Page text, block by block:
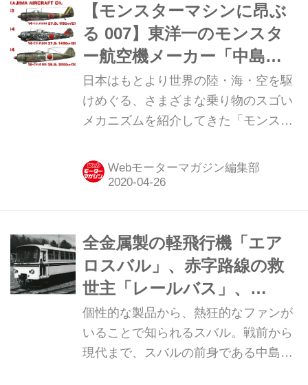
【モンスターマシンに昂ぶ
る 007】東洋一のモンスタ
ー航空機メーカー「中島飛
行機」
日本はもとより世界の陸・海・空を駆
けめぐる、さまざまな乗り物のスゴい
メカニズムを紹介してきた「モンスタ
は、「スバル」のルーツである中島飛
行機に注目してみよう。（今回の記事
Webモーターマガジン編集部
全金属製の軽飛行機「エア
ロスバル」、赤字路線の救
世主「レールバス」、
SUBARUにつながるスバル
の全仕事【後編・歴史】
個性的な製品から、熱狂的なファンが
いることで知られるスバル。戦前から
現代まで、スバルの前身である中島飛